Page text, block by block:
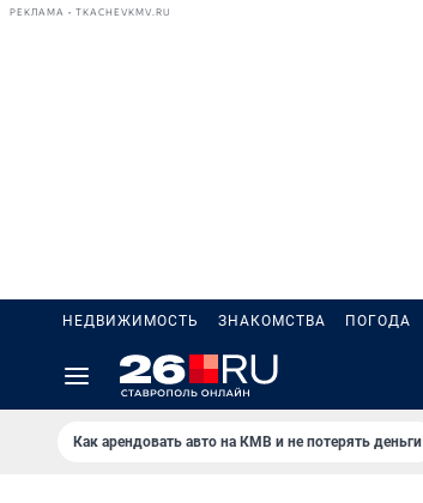
РЕКЛАМА • TKACHEVKMV.RU
НЕДВИЖИМОСТЬ ЗНАКОМСТВА ПОГОДА
Как арендовать авто на КМВ и не потерять деньги